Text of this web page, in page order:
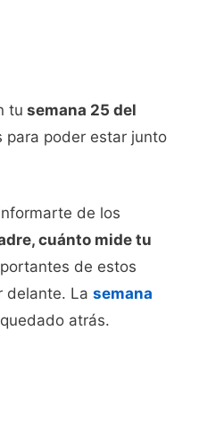
tu semana 25 del
para poder estar junto
de los
cuánto mide tu
de estos
delante. La semana
atrás.